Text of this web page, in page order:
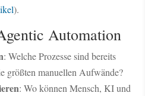
).
Automation
: Welche Prozesse sind bereits
größten manuellen Aufwände?
: Wo können Mensch, KI und